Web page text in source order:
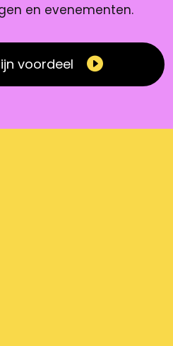
en evenementen.
voordeel